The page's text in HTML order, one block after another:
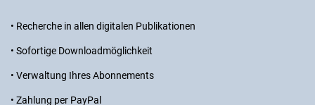
• Recherche in allen digitalen Publikationen
• Sofortige Downloadmöglichkeit
• Verwaltung Ihres Abonnements
• Zahlung per PayPal